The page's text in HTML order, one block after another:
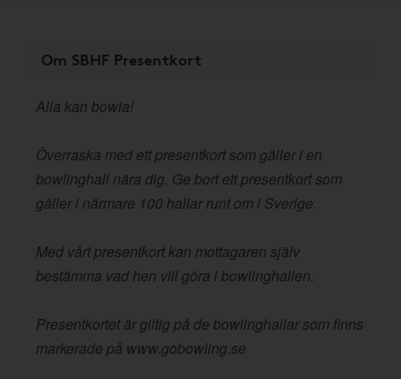
Om SBHF Presentkort
Alla kan bowla!
Överraska med ett presentkort som gäller i en
bowlinghall nära dig. Ge bort ett presentkort som
gäller i närmare 100 hallar runt om i Sverige.
Med vårt presentkort kan mottagaren själv
bestämma vad hen vill göra i bowlinghallen.
Presentkortet är giltig på de bowlinghallar som finns
markerade på www.gobowling.se